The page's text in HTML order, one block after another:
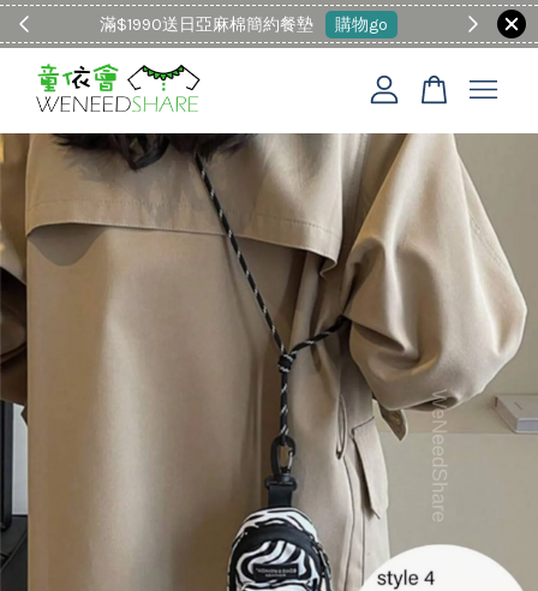
滿$1990送日亞麻棉簡約餐墊 購物go 童裝
您的購物車目前還是空的。
繼續購物